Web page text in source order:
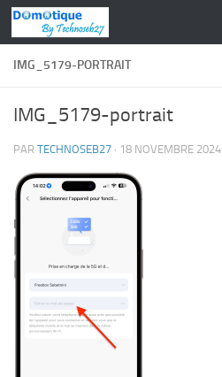
Skip to content
IMG_5179-PORTRAIT
IMG_5179-portrait
PAR TECHNOSEB27 · 18 NOVEMBRE 2024